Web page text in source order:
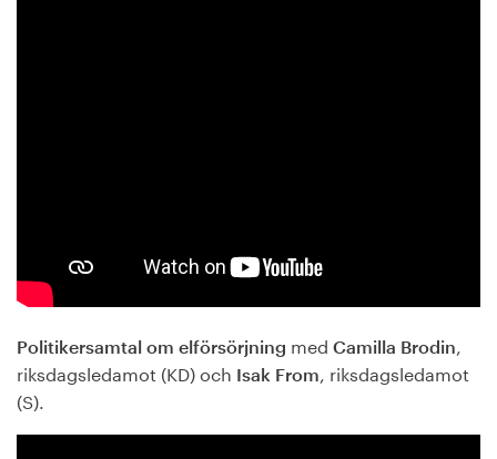
Politikersamtal om elförsörjning med Camilla Brodin,
riksdagsledamot (KD) och
Isak From, riksdagsledamot
(S).